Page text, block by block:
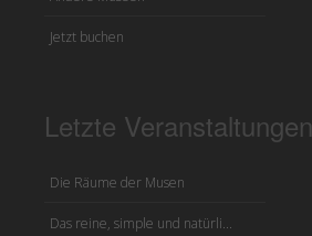
Jetzt buchen
Letzte Veranstaltungen
Die Räume der Musen
Das reine, simple und natürli...